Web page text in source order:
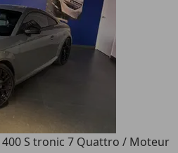
400 S tronic 7 Quattro / Moteur